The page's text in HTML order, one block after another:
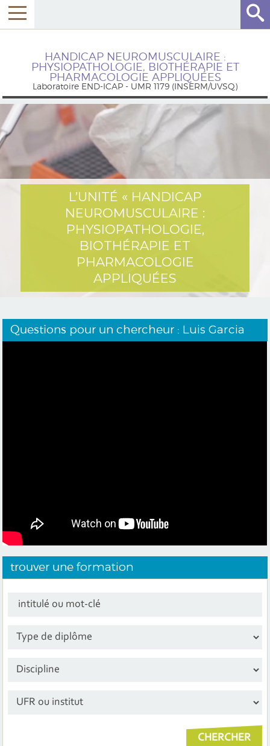
HANDICAP NEUROMUSCULAIRE :
PHYSIOPATHOLOGIE, BIOTHÉRAPIE ET
PHARMACOLOGIE APPLIQUÉES
Laboratoire END-ICAP - UMR 1179 (INSERM/UVSQ)
L’UNITÉ « HANDICAP
NEUROMUSCULAIRE :
PHYSIOPATHOLOGIE,
BIOTHÉRAPIE ET
PHARMACOLOGIE
APPLIQUÉES
Questions pour un chercheur : Luis Garcia
trouver une formation
intitulé ou mot-clé
Sélectionner le diplôme
Sélectionner une disipline
Sélectionner un institut